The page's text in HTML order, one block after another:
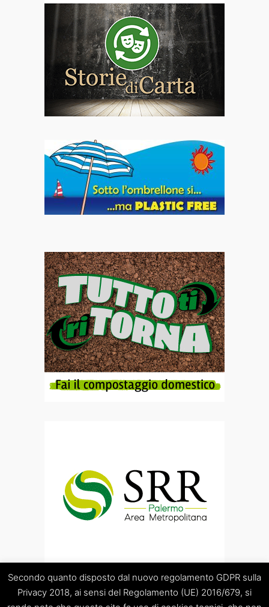
Secondo quanto disposto dal nuovo regolamento GDPR sulla
Privacy 2018, ai sensi del Regolamento (UE) 2016/679, si